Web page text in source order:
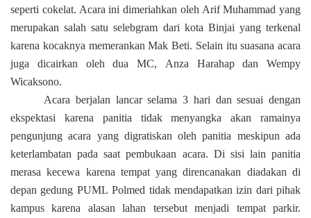
seperti cokelat. Acara ini dimeriahkan oleh Arif Muhammad yang
merupakan salah satu selebgram dari kota Binjai yang terkenal
karena kocaknya memerankan Mak Beti. Selain itu suasana acara
juga dicairkan oleh dua MC, Anza Harahap dan Wempy
Wicaksono.
Acara berjalan lancar selama 3 hari dan sesuai dengan
ekspektasi karena panitia tidak menyangka akan ramainya
pengunjung acara yang digratiskan oleh panitia meskipun ada
keterlambatan pada saat pembukaan acara. Di sisi lain panitia
merasa kecewa karena tempat yang direncanakan diadakan di
depan gedung PUML Polmed tidak mendapatkan izin dari pihak
kampus karena alasan lahan tersebut menjadi tempat parkir.